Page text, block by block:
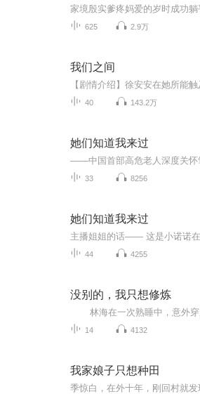
625 2.9万
我们之间
40 143.2万
她们知道我来过
33 8256
她们知道我来过
44 4255
没别的，我只想修炼
14 4132
我家娘子只想种田